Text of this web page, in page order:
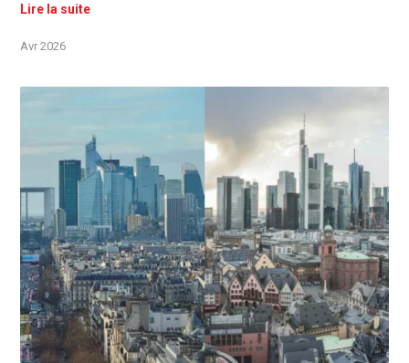
Lire la suite
Avr 2026